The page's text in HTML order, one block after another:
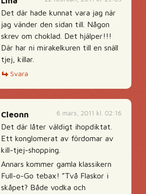
Det där hade kunnat vara jag när
jag vänder den sidan till. Någon
skrev om choklad. Det hjälper!!!
Där har ni mirakelkuren till en snäll
tjej, killar.
Svara
6 mars, 2011 kl. 02:16
Cleonn
Det där låter väldigt ihopdiktat.
Ett konglomerat av fördomar av
kill-tjej-shopping.
Annars kommer gamla klassikern
Full-o-Go tebax! ”Två Flaskor i
skåpet? Både vodka och